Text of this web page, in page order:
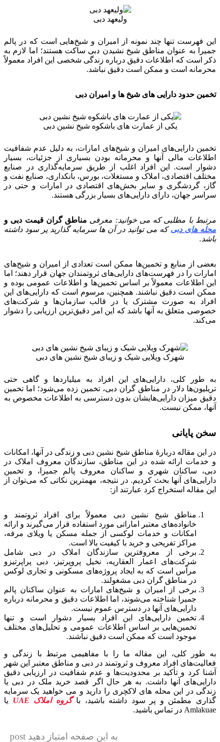
ولیعهد دبی
این فهرست تنها چند نمونه از امیران و شیخ‌هایی است که در پالم
جمیرا به عنوان مناطق شیخ نشیدن دبی ساکت هستند؛ اما لازم به
ذکر است که اطلاعات دقیق درباره زندگی شخصی این افراد معمولاً
محرمانه است و ممکن است دقیق نباشد.
تخمین حدود دارایی های شیخ ها و امیران دبی
یکی از عمارت های باشکوه شیخ نشین دبی
تخمین دارایی‌های امیران و شیخ‌های امارات، به دلیل عدم شفافیت
اطلاعات مالی آنها و محرمانه بودن بسیاری از جزئیات، بسیار
دشوار است. این افراد اغلب از طریق سرمایه‌گذاری در صنایع
مختلف اقتصادی، املاک و مستغلات، بورس، بانکداری، صنایع نفت و
گاز، گردشگری و سایر بخش‌های اقتصادی در امارات و حتی در
سراسر جهان، دارای دارایی‌های بسیار بزرگی هستند.
مرتبط با مطلبی که می خوانید: معرفی مناطق گران قیمت دبی و
محله های دبیکه می توانید در آن ها سرمایه گذارید پر سود داشته
باشد.
بعضی از منابع و تخمین‌ها ممکن است تعدادی از امیران و شیخ‌های
امارات را در فهرست‌های دارایی‌های ثروتمندان جهان قرار دهند؛ اما
این اطلاعات معمولاً بر اساس تخمین‌ها و اطلاعات عمومی بوده و
ممکن است دقیق نباشند. همچنین، مرسوم است که دارایی‌های این
افراد به صورت مشترک یا در قالب سازمان‌ها و شرکت‌های
خصوصی متعلق به آنها باشد که این امر دقیق‌ترین ارزیابی را دشوار
می‌کند.
شهرک ویلایی شیک و زیبای شیخ نشین های دبی
به طور کلی، دارایی‌های این افراد به میلیاردها و گاهی حتی
تریلیون‌ها دلار در مناطق گران دبی، تخمین زده می‌شود؛ اما تخمین
دقیق میزان دارایی‌هایشان بدون دسترسی به اطلاعات مخصوص به
آنها، ممکن نیست.
سخن پایانی
در این مقاله دربارهٔ مناطق شیخ نشین دبی و زندگی در آنها، امکانات
و خدمات ارائه شده در این مناطق، سازندگان معروف املاک در
دبی، ساکنان شهری و ساکنان معروف پالم جمیرا، و تخمین
دارایی‌های آنها بحث کردیم. در نتیجه، مهمترین نکاتی که می‌توان از
این مقاله استخراج کرد عبارتند از:
مناطق شیخ نشین دبی معمولاً برای افراد ثروتمند و
خانواده‌های معتبر اماراتی مورد استفاده قرار می‌گیرند و ارائه
امکانات و خدمات لوکسی از جمله مسکن یا ویلای مرفه،
مراکز تفریحی و خرید با کیفیت بالا است.
برخی از معروفترین سازندگان املاک در دبی شامل
شرکت‌های اعمار العقاریه، نخیل پروپرتیز، دبی پراپرتیزو
مرآس است که به ایجاد پروژه‌های مسکونی و تجاری لوکس
در مناطق گران دبی مشغولند.
برخی از امیران و شیخ‌های امارات به عنوان ساکنان پالم
جمیرا شناخته می‌شوند، اما اطلاعات دقیق و محرمانه درباره
دارایی‌های آنها در دسترس عموم نیست.
تخمین دارایی‌های این افراد بسیار دشوار است و تنها
تخمین‌هایی بر اساس اطلاعات عمومی و تحلیل‌های مختلف
موجود است که ممکن است دقیق نباشند.
به طور کلی، این مقاله ما را با مفاهیمی مرتبط با زندگی و
فعالیت‌های افراد معروف و ثروتمند در دبی و مناطق معتبر این شهر
آشنا کرد و تأکید بر محدودیت‌ها و عدم شفافیت در ارزیابی دقیق
دارایی‌های آنها داشت. به هر حال اگر قصد خرید ملک در دبی یا
زندگی در این محله های لاکچری را دارید و می خواهید یک سرمایه
گذاری مطمئن و پر سود داشته باشید، با گروه املاک UAE
یا
Amlakuae در تماس باشید.
به این صفحه امتیاز دهید post